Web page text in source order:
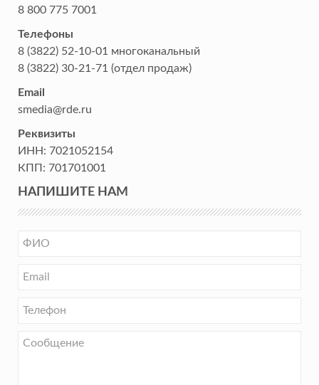
8 800 775 7001
Телефоны
8 (3822) 52-10-01 многоканальный
8 (3822) 30-21-71 (отдел продаж)
Email
smedia@rde.ru
Реквизиты
ИНН: 7021052154
КПП: 701701001
НАПИШИТЕ НАМ